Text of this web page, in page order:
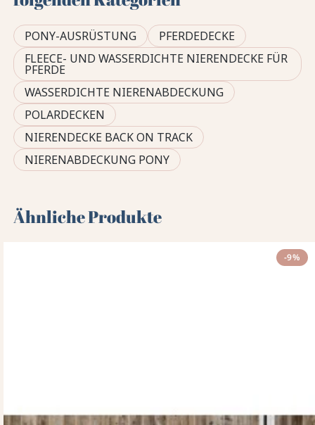
PONY-AUSRÜSTUNG
PFERDEDECKE
FLEECE- UND WASSERDICHTE NIERENDECKE FÜR
PFERDE
WASSERDICHTE NIERENABDECKUNG
POLARDECKEN
NIERENDECKE BACK ON TRACK
NIERENABDECKUNG PONY
Ähnliche Produkte
-9%